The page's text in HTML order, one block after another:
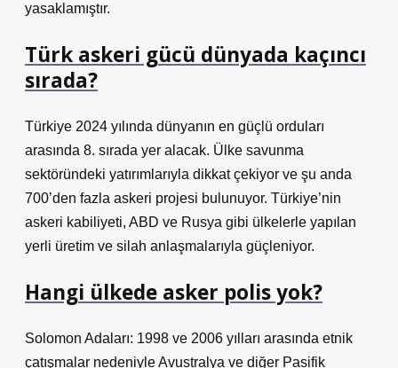
yasaklamıştır.
Türk askeri gücü dünyada kaçıncı
sırada?
Türkiye 2024 yılında dünyanın en güçlü orduları
arasında 8. sırada yer alacak. Ülke savunma
sektöründeki yatırımlarıyla dikkat çekiyor ve şu anda
700’den fazla askeri projesi bulunuyor. Türkiye’nin
askeri kabiliyeti, ABD ve Rusya gibi ülkelerle yapılan
yerli üretim ve silah anlaşmalarıyla güçleniyor.
Hangi ülkede asker polis yok?
Solomon Adaları: 1998 ve 2006 yılları arasında etnik
çatışmalar nedeniyle Avustralya ve diğer Pasifik